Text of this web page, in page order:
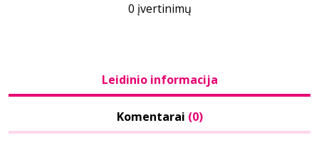
0 įvertinimų
Leidinio informacija
Komentarai (0)